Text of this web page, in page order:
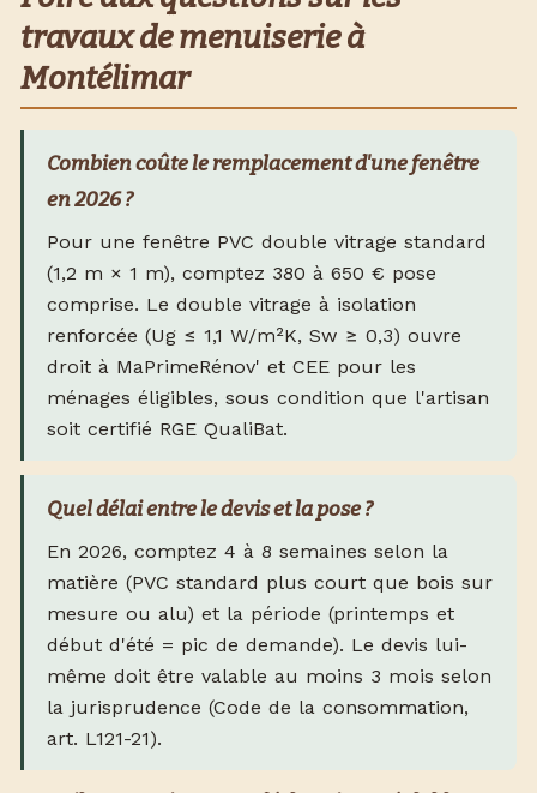
travaux de menuiserie à
Montélimar
Combien coûte le remplacement d'une fenêtre
en 2026 ?
Pour une fenêtre PVC double vitrage standard
(1,2 m × 1 m), comptez 380 à 650 € pose
comprise. Le double vitrage à isolation
renforcée (Ug ≤ 1,1 W/m²K, Sw ≥ 0,3) ouvre
droit à MaPrimeRénov' et CEE pour les
ménages éligibles, sous condition que l'artisan
soit certifié RGE QualiBat.
Quel délai entre le devis et la pose ?
En 2026, comptez 4 à 8 semaines selon la
matière (PVC standard plus court que bois sur
mesure ou alu) et la période (printemps et
début d'été = pic de demande). Le devis lui-
même doit être valable au moins 3 mois selon
la jurisprudence (Code de la consommation,
art. L121-21).